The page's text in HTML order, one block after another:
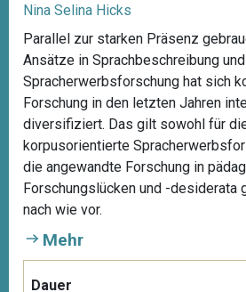
Nina Selina Hicks
Parallel zur starken Präsenz
Ansätze in Sprachbeschreibung und
Spracherwerbsforschung hat sich
Forschung in den letzten Jahren
diversifiziert. Das gilt sowohl für
korpusorientierte
die angewandte Forschung in
Forschungslücken und -desiderata
nach wie vor.
Mehr
Dauer